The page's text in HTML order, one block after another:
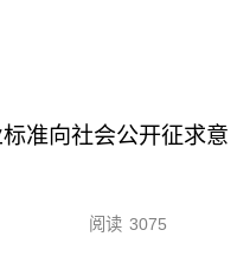
准向社会公开征求意
阅读 3075